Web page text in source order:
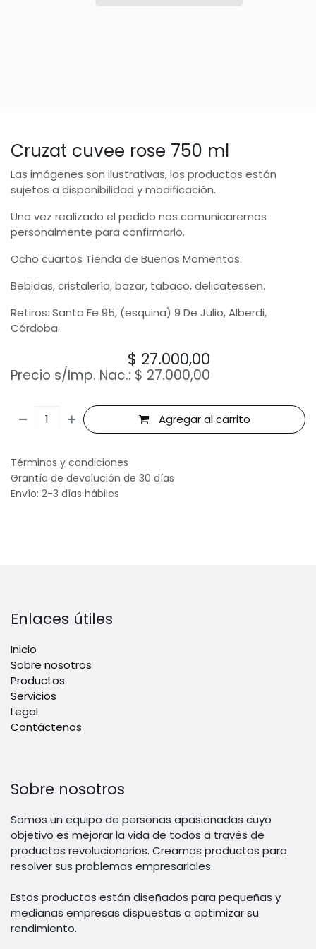
Cruzat cuvee rose 750 ml
Las imágenes son ilustrativas, los productos están
sujetos a disponibilidad y modificación.
Una vez realizado el pedido nos comunicaremos
personalmente para confirmarlo.
Ocho cuartos Tienda de Buenos Momentos.
Bebidas, cristalería, bazar, tabaco, delicatessen.
Retiros: Santa Fe 95, (esquina) 9 De Julio, Alberdi,
Córdoba.
$ 27.000,00
Precio s/Imp. Nac.: $ 27.000,00
Agregar al carrito
Términos y condiciones
Grantía de devolución de 30 días
Envío: 2-3 días hábiles
Enlaces útiles
Inicio
Sobre nosotros
Productos
Servicios
Legal
Contáctenos
Sobre nosotros
Somos un equipo de personas apasionadas cuyo
objetivo es mejorar la vida de todos a través de
productos revolucionarios. Creamos productos para
resolver sus problemas empresariales.
Estos productos están diseñados para pequeñas y
medianas empresas dispuestas a optimizar su
rendimiento.